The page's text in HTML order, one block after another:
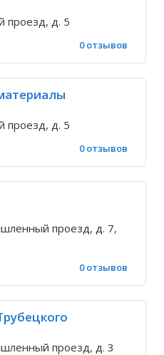
проезд, д. 5
0 отзывов
проезд, д. 5
0 отзывов
проезд, д. 7,
0 отзывов
проезд, д. 3